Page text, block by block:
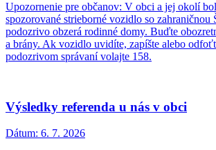
Upozornenie pre občanov: V obci a jej okolí
spozorované strieborné vozidlo so zahraničnou
podozrivo obzerá rodinné domy. Buďte
a brány. Ak vozidlo uvidíte, zapíšte alebo
podozrivom správaní volajte 158.
Výsledky referenda u nás v obci
Dátum: 6. 7. 2026